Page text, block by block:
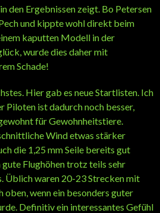
den Ergebnissen zeigt. Bo Petersen
und kippte wohl direkt beim
kaputten Modell in der
wurde dies daher mit
Schade!
Hier gab es neue Startlisten. Ich
Piloten ist dadurch noch besser,
für Gewohnheitstiere.
Wind etwas stärker
die 1,25 mm Seile bereits gut
Flughöhen trotz teils sehr
Üblich waren 20-23 Strecken mit
oben, wenn ein besonders guter
Definitiv ein interessantes Gefühl